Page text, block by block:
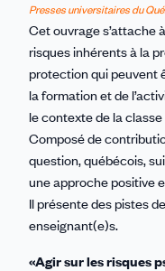
Presses universitaires du
Cet ouvrage s’attache
risques inhérents à la
protection qui peuvent
la formation et de
le contexte de la
Composé de
question, québécois,
une approche positive
Il présente des pistes
enseignant(e)s.
«Agir sur les risques